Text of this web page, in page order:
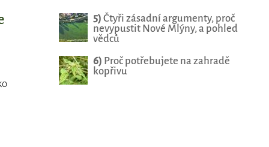
5) Čtyři zásadní argumenty, proč
nevypustit Nové Mlýny, a pohled
vědců
6) Proč potřebujete na zahradě
kopřivu